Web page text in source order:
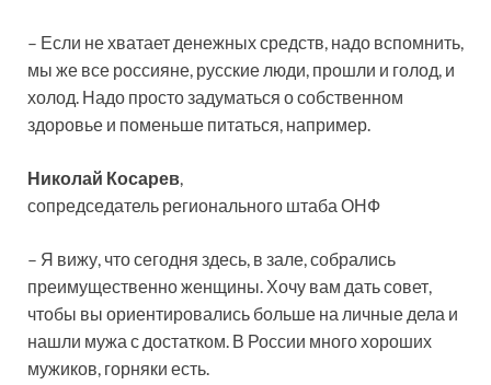
– Если не хватает денежных средств, надо вспомнить,
мы же все россияне, русские люди, прошли и голод, и
холод. Надо просто задуматься о собственном
здоровье и поменьше питаться, например.
Николай Косарев,
сопредседатель регионального штаба ОНФ
– Я вижу, что сегодня здесь, в зале, собрались
преимущественно женщины. Хочу вам дать совет,
чтобы вы ориентировались больше на личные дела и
нашли мужа с достатком. В России много хороших
мужиков, горняки есть.